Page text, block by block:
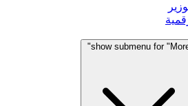
show submenu for